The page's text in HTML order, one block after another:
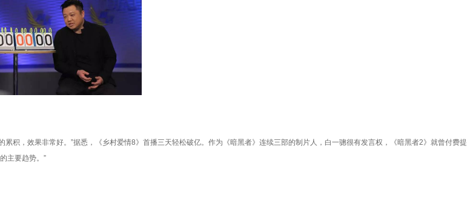
积，效果非常好。”据悉，《乡村爱情8》首播三天轻松破亿。作为《暗黑者》连续三部的制片人，白一骢很有发言权，《暗黑者2》就曾付费提
主要趋势。”